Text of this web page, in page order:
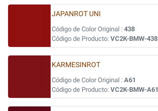
JAPANROT UNI
Código de Color Original : 438
Código de Producto: VC2K-BMW-438
KARMESINROT
Código de Color Original : A61
Código de Producto: VC2K-BMW-A61